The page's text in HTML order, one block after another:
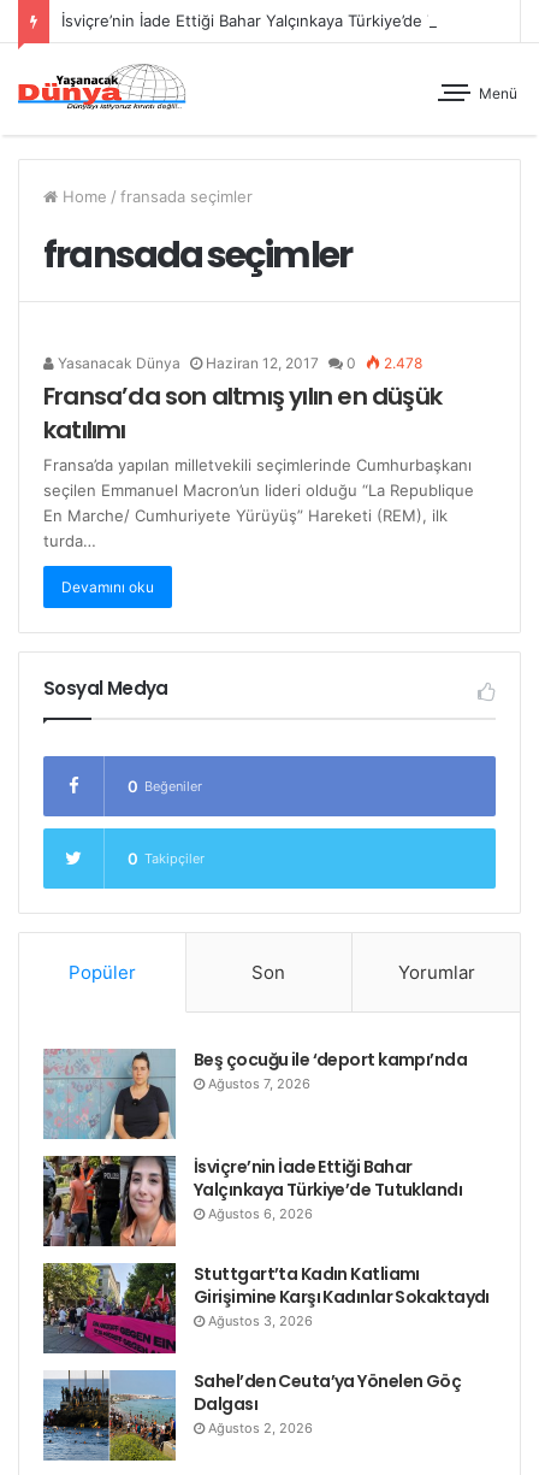
Menü
Home / fransada seçimler
fransada seçimler
Yasanacak Dünya Haziran 12, 2017 0 2.478
Fransa’da son altmış yılın en düşük
katılımı
Fransa’da yapılan milletvekili seçimlerinde Cumhurbaşkanı
seçilen Emmanuel Macron’un lideri olduğu “La Republique
En Marche/ Cumhuriyete Yürüyüş” Hareketi (REM), ilk
turda…
Devamını oku
Sosyal Medya
0 Beğeniler
0 Takipçiler
Popüler Son Yorumlar
Beş çocuğu ile ‘deport kampı’nda
Ağustos 7, 2026
İsviçre’nin İade Ettiği Bahar
Yalçınkaya Türkiye’de Tutuklandı
Ağustos 6, 2026
Stuttgart’ta Kadın Katliamı
Girişimine Karşı Kadınlar Sokaktaydı
Ağustos 3, 2026
Sahel’den Ceuta’ya Yönelen Göç
Dalgası
Ağustos 2, 2026